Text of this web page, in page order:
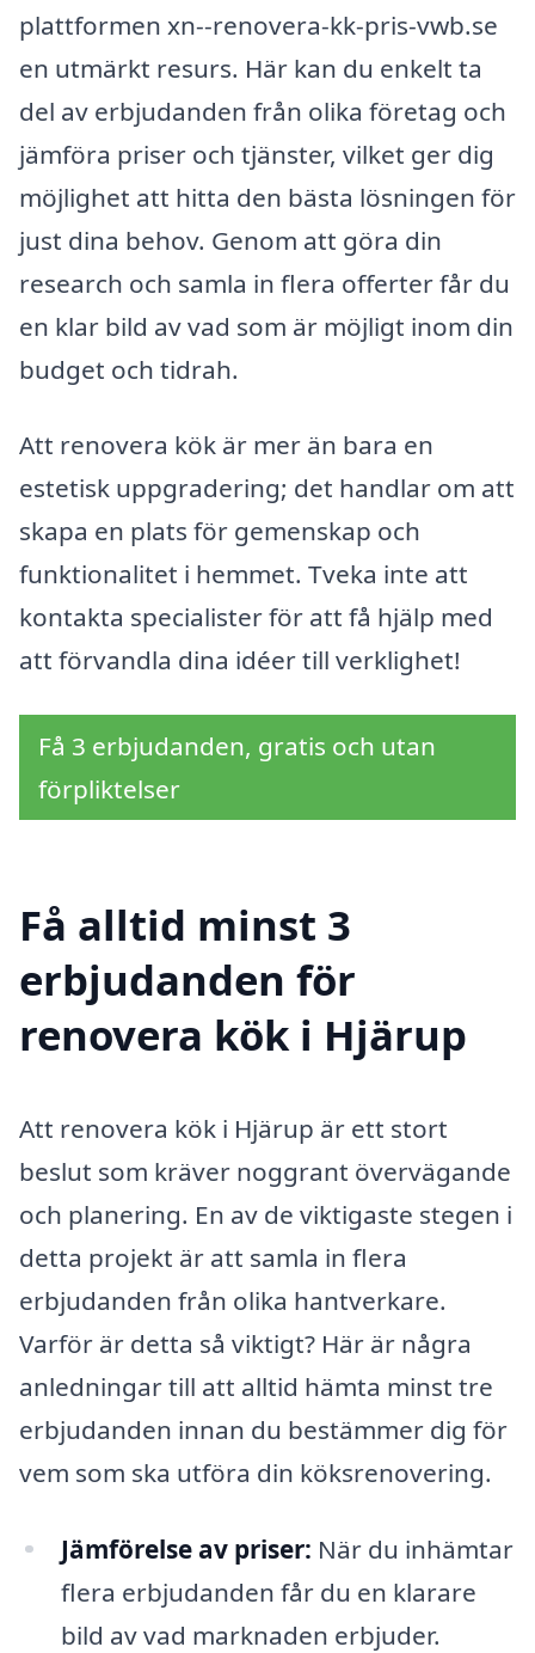
plattformen xn--renovera-kk-pris-vwb.se
en utmärkt resurs. Här kan du enkelt ta
del av erbjudanden från olika företag och
jämföra priser och tjänster, vilket ger dig
möjlighet att hitta den bästa lösningen för
just dina behov. Genom att göra din
research och samla in flera offerter får du
en klar bild av vad som är möjligt inom din
budget och tidrah.
Att renovera kök är mer än bara en
estetisk uppgradering; det handlar om att
skapa en plats för gemenskap och
funktionalitet i hemmet. Tveka inte att
kontakta specialister för att få hjälp med
att förvandla dina idéer till verklighet!
Få 3 erbjudanden, gratis och utan
förpliktelser
Få alltid minst 3
erbjudanden för
renovera kök i Hjärup
Att renovera kök i Hjärup är ett stort
beslut som kräver noggrant övervägande
och planering. En av de viktigaste stegen i
detta projekt är att samla in flera
erbjudanden från olika hantverkare.
Varför är detta så viktigt? Här är några
anledningar till att alltid hämta minst tre
erbjudanden innan du bestämmer dig för
vem som ska utföra din köksrenovering.
Jämförelse av priser: När du inhämtar
flera erbjudanden får du en klarare
bild av vad marknaden erbjuder.